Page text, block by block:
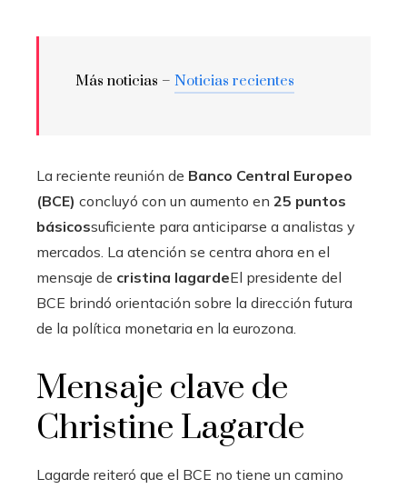
Más noticias – Noticias recientes
La reciente reunión de Banco Central Europeo
(BCE) concluyó con un aumento en 25 puntos
básicossuficiente para anticiparse a analistas y
mercados. La atención se centra ahora en el
mensaje de cristina lagardeEl presidente del
BCE brindó orientación sobre la dirección futura
de la política monetaria en la eurozona.
Mensaje clave de
Christine Lagarde
Lagarde reiteró que el BCE no tiene un camino